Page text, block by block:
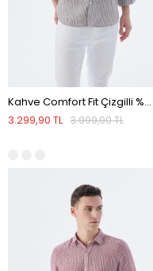
Kahve Comfort Fit Çizgilli %100 Keten Gömlek
3.299,90 TL 3.999,90 TL